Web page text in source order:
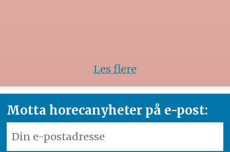
Les flere
Motta horecanyheter på e-post: